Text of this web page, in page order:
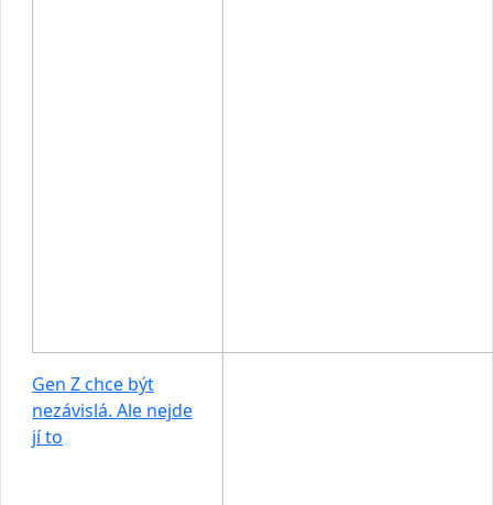
Gen Z chce být
nezávislá. Ale nejde
jí to